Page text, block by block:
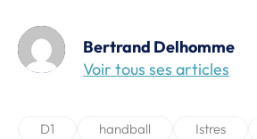
Bertrand Delhomme
Voir tous ses articles
D1 handball Istres